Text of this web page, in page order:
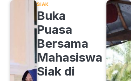
SIAK
Buka
Puasa
Bersama
Mahasiswa
Siak di